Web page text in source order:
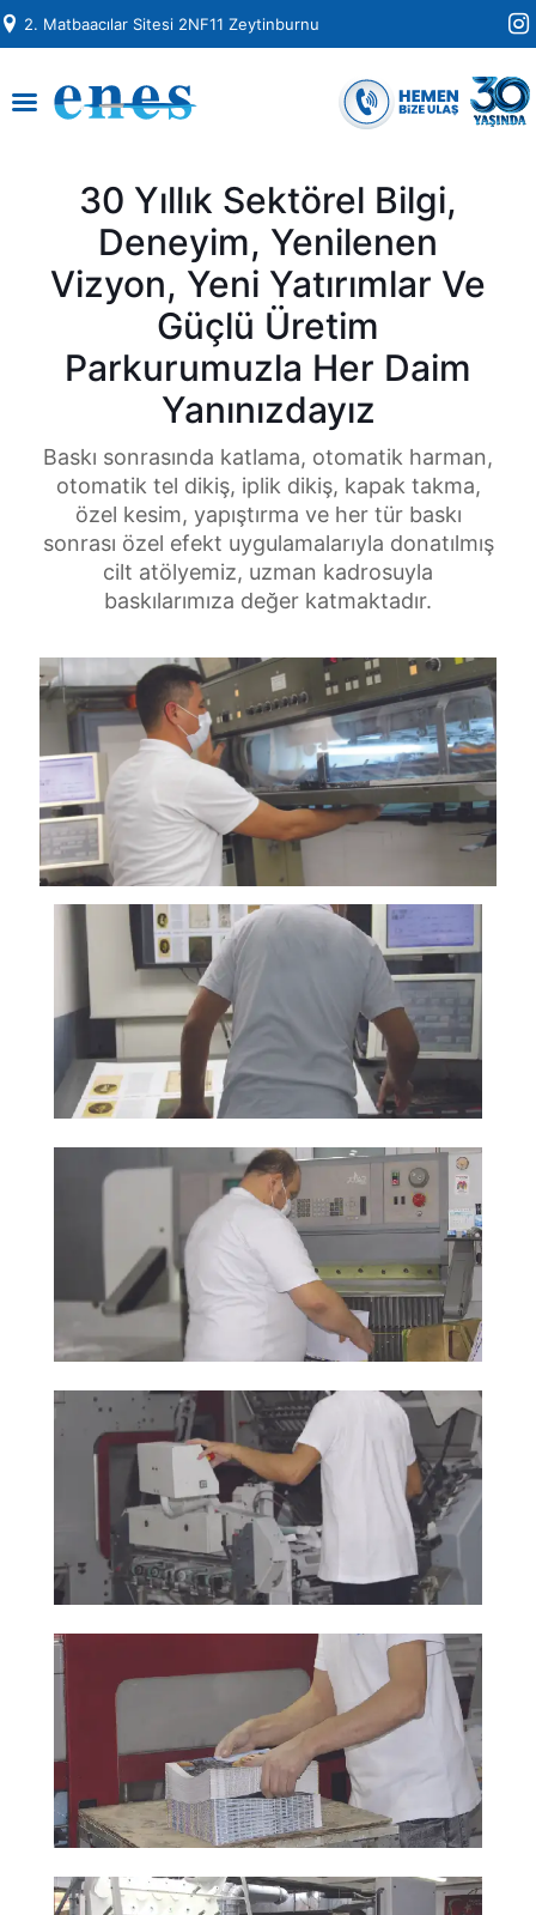
2. Matbaacılar Sitesi 2NF11 Zeytinburnu
30 Yıllık Sektörel Bilgi,
Deneyim, Yenilenen
Vizyon, Yeni Yatırımlar Ve
Güçlü Üretim
Parkurumuzla Her Daim
Yanınızdayız
Baskı sonrasında katlama, otomatik harman,
otomatik tel dikiş, iplik dikiş, kapak takma,
özel kesim, yapıştırma ve her tür baskı
sonrası özel efekt uygulamalarıyla donatılmış
cilt atölyemiz, uzman kadrosuyla
baskılarımıza değer katmaktadır.